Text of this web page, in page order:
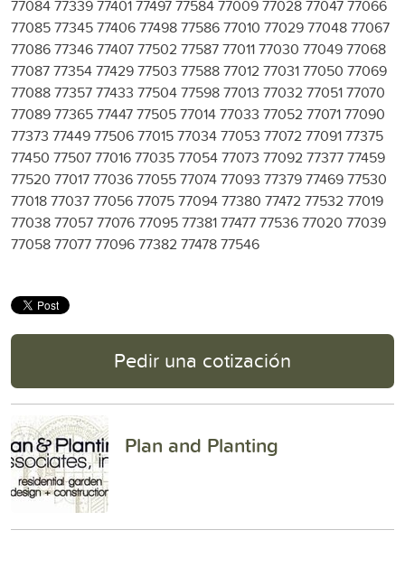
77084 77339 77401 77497 77584 77009 77028 77047 77066
77085 77345 77406 77498 77586 77010 77029 77048 77067
77086 77346 77407 77502 77587 77011 77030 77049 77068
77087 77354 77429 77503 77588 77012 77031 77050 77069
77088 77357 77433 77504 77598 77013 77032 77051 77070
77089 77365 77447 77505 77014 77033 77052 77071 77090
77373 77449 77506 77015 77034 77053 77072 77091 77375
77450 77507 77016 77035 77054 77073 77092 77377 77459
77520 77017 77036 77055 77074 77093 77379 77469 77530
77018 77037 77056 77075 77094 77380 77472 77532 77019
77038 77057 77076 77095 77381 77477 77536 77020 77039
77058 77077 77096 77382 77478 77546
Pedir una cotización
Plan and Planting